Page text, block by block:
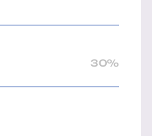
30%